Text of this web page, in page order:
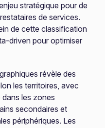
stratégique pour de
de services.
de cette classification
driven pour optimiser
révèle des
les territoires, avec
les zones
secondaires et
périphériques. Les